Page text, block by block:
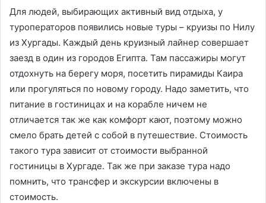
Для людей, выбирающих активный вид отдыха, у
туроператоров появились новые туры – круизы по Нилу
из Хургады. Каждый день круизный лайнер совершает
заезд в один из городов Египта. Там пассажиры могут
отдохнуть на берегу моря, посетить пирамиды Каира
или прогуляться по новому городу. Надо заметить, что
питание в гостиницах и на корабле ничем не
отличается так же как комфорт кают, поэтому можно
смело брать детей с собой в путешествие. Стоимость
такого тура зависит от стоимости выбранной
гостиницы в Хургаде. Так же при заказе тура надо
помнить, что трансфер и экскурсии включены в
стоимость.